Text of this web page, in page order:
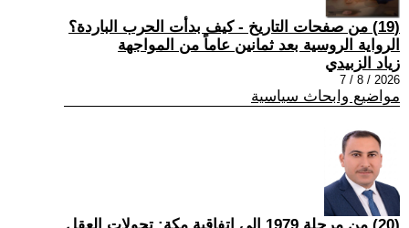
(19) من صفحات التاريخ - كيف بدأت الحرب الباردة؟
الرواية الروسية بعد ثمانين عاماً من المواجهة
زياد الزبيدي
2026 / 8 / 7
مواضيع وابحاث سياسية